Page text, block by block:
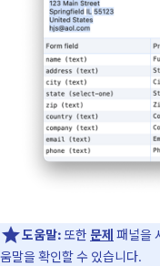
도움말: 또한 문제 패널을
움말을 확인할 수 있습니다.